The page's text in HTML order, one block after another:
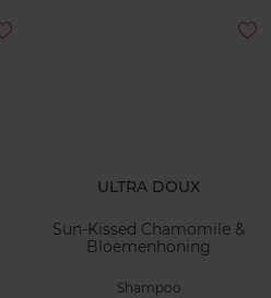
ULTRA DOUX
Sun-Kissed Chamomile &
Bloemenhoning
Shampoo